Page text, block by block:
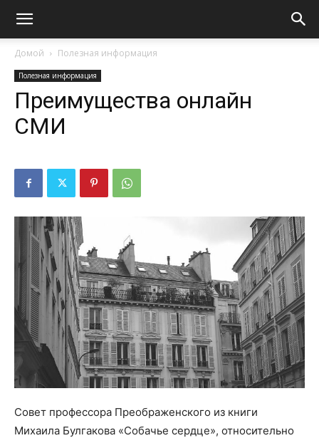
Домой Полезная информация
Полезная информация
Преимущества онлайн
СМИ
Совет профессора Преображенского из книги
Михаила Булгакова «Собачье сердце», относительно